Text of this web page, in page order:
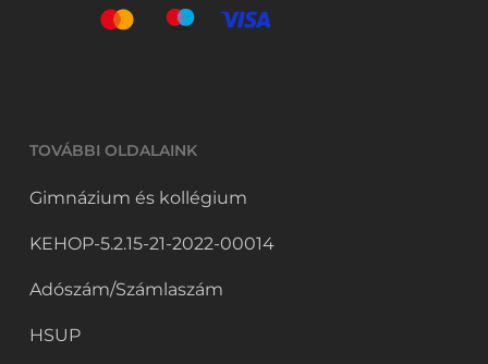
TOVÁBBI OLDALAINK
Gimnázium és kollégium
KEHOP-5.2.15-21-2022-00014
Adószám/Számlaszám
HSUP